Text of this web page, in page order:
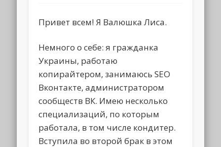
Привет всем! Я Валюшка Лиса.
Немного о себе: я гражданка
Украины, работаю
копирайтером, занимаюсь SEO
Вконтакте, администратором
сообществ ВК. Имею несколько
специализаций, по которым
работала, в том числе кондитер.
Вступила во второй брак в этом